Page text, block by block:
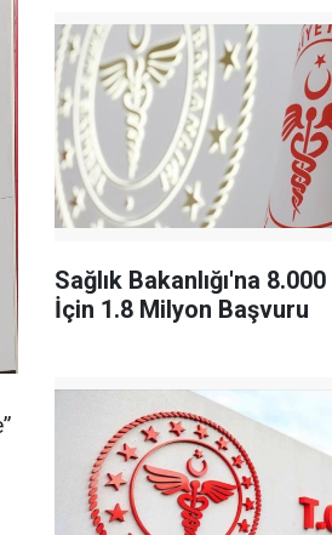
Sağlık Bakanlığı'na 8.000
İçin 1.8 Milyon Başvuru